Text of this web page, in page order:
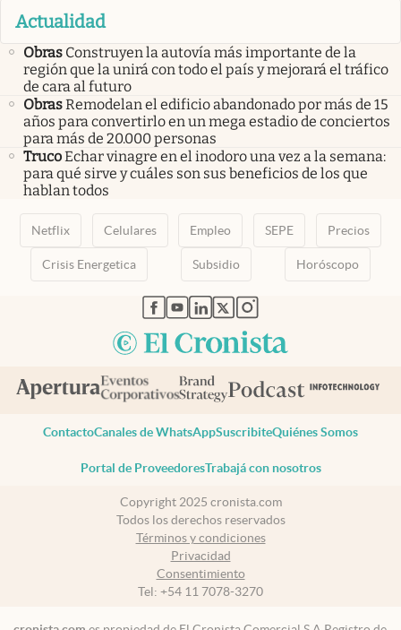
Actualidad
Obras Construyen la autovía más importante de la
región que la unirá con todo el país y mejorará el tráfico
de cara al futuro
ObrasRemodelan el edificio abandonado por más de 15
años para convertirlo en un mega estadio de conciertos
para más de 20.000 personas
TrucoEchar vinagre en el inodoro una vez a la semana:
para qué sirve y cuáles son sus beneficios de los que
hablan todos
Netflix Celulares Empleo SEPE Precios
Crisis Energetica Subsidio Horóscopo
abre en nueva pestaña
abre en nueva pestaña
abre en nueva pestaña
abre en nueva pestaña
abre en nueva pestaña
ContactoCanales de WhatsAppSuscribiteQuiénes Somos
Portal de ProveedoresTrabajá con nosotros
Copyright 2025 cronista.com
Todos los derechos reservados
Términos y condiciones
Privacidad
Consentimiento
Tel: +54 11 7078-3270